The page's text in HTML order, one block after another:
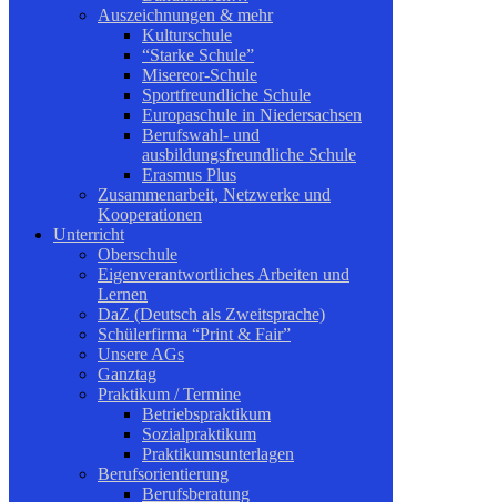
Auszeichnungen & mehr
Kulturschule
“Starke Schule”
Misereor-Schule
Sportfreundliche Schule
Europaschule in Niedersachsen
Berufswahl- und
ausbildungsfreundliche Schule
Erasmus Plus
Zusammenarbeit, Netzwerke und
Kooperationen
Unterricht
Oberschule
Eigenverantwortliches Arbeiten und
Lernen
DaZ (Deutsch als Zweitsprache)
Schülerfirma “Print & Fair”
Unsere AGs
Ganztag
Praktikum / Termine
Betriebspraktikum
Sozialpraktikum
Praktikumsunterlagen
Berufsorientierung
Berufsberatung